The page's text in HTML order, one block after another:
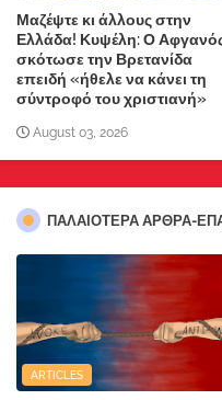
Μαζέψτε κι άλλους στην
Ελλάδα! Κυψέλη: Ο
σκότωσε την Βρετανίδα
επειδή «ήθελε να κάνει τη
σύντροφό του χριστιανή»
August 03, 2026
ΠΑΛΑΙΟΤΕΡΑ ΑΡΘΡΑ-
ARTICLES